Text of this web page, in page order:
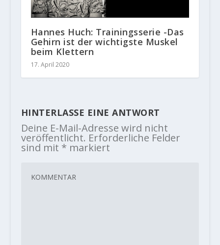
Hannes Huch: Trainingsserie -Das
Gehirn ist der wichtigste Muskel
beim Klettern
17. April 2020
HINTERLASSE EINE ANTWORT
Deine E-Mail-Adresse wird nicht
veröffentlicht. Erforderliche Felder
sind mit * markiert